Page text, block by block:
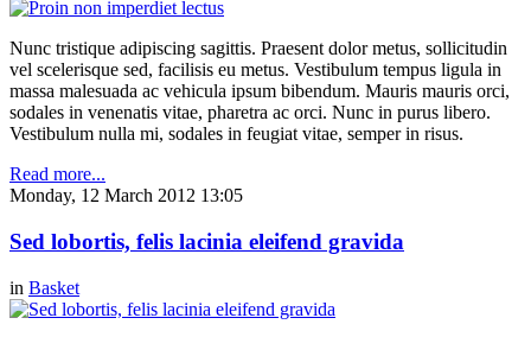
Nunc tristique adipiscing sagittis. Praesent dolor metus, sollicitudin
vel scelerisque sed, facilisis eu metus. Vestibulum tempus ligula in
massa malesuada ac vehicula ipsum bibendum. Mauris mauris orci,
sodales in venenatis vitae, pharetra ac orci. Nunc in purus libero.
Vestibulum nulla mi, sodales in feugiat vitae, semper in risus.
Read more...
Monday, 12 March 2012 13:05
Sed lobortis, felis lacinia eleifend gravida
in Basket